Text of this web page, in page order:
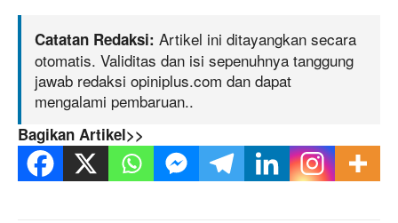
Catatan Redaksi: Artikel ini ditayangkan secara
otomatis. Validitas dan isi sepenuhnya tanggung
jawab redaksi opiniplus.com dan dapat
mengalami pembaruan..
Bagikan Artikel>>